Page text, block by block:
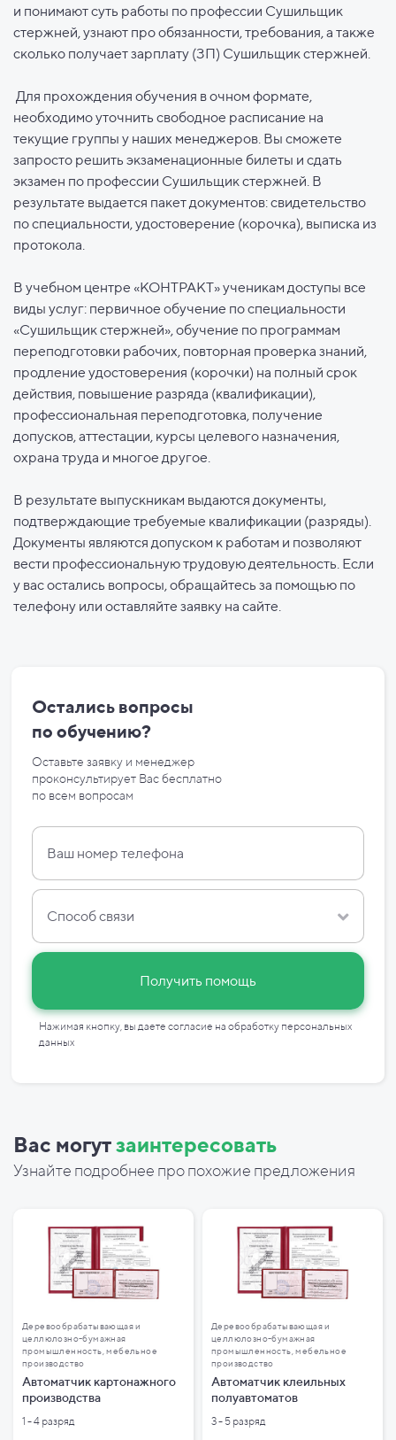
и понимают суть работы по профессии Сушильщик
стержней, узнают про обязанности, требования, а также
сколько получает зарплату (ЗП) Сушильщик стержней.
Для прохождения обучения в очном формате,
необходимо уточнить свободное расписание на
текущие группы у наших менеджеров. Вы сможете
запросто решить экзаменационные билеты и сдать
экзамен по профессии Сушильщик стержней. В
результате выдается пакет документов: свидетельство
по специальности, удостоверение (корочка), выписка из
протокола.
В учебном центре «КОНТРАКТ» ученикам доступы все
виды услуг: первичное обучение по специальности
«Сушильщик стержней», обучение по программам
переподготовки рабочих, повторная проверка знаний,
продление удостоверения (корочки) на полный срок
действия, повышение разряда (квалификации),
профессиональная переподготовка, получение
допусков, аттестации, курсы целевого назначения,
охрана труда и многое другое.
В результате выпускникам выдаются документы,
подтверждающие требуемые квалификации (разряды).
Документы являются допуском к работам и позволяют
вести профессиональную трудовую деятельность. Если
у вас остались вопросы, обращайтесь за помощью по
телефону или оставляйте заявку на сайте.
Остались вопросы
по обучению?
Оставьте заявку и менеджер
проконсультирует Вас бесплатно
по всем вопросам
Способ связи
Получить помощь
Нажимая кнопку, вы даете согласие на обработку персональных
данных
Вас могутзаинтересовать
Узнайте подробнее про похожие предложения
Деревообрабатывающая и
целлюлозно-бумажная
промышленность, мебельное
производство
Автоматчик картонажного
производства
1 - 4 разряд
Деревообрабатывающая и
целлюлозно-бумажная
промышленность, мебельное
производство
Автоматчик клеильных
полуавтоматов
3 - 5 разряд